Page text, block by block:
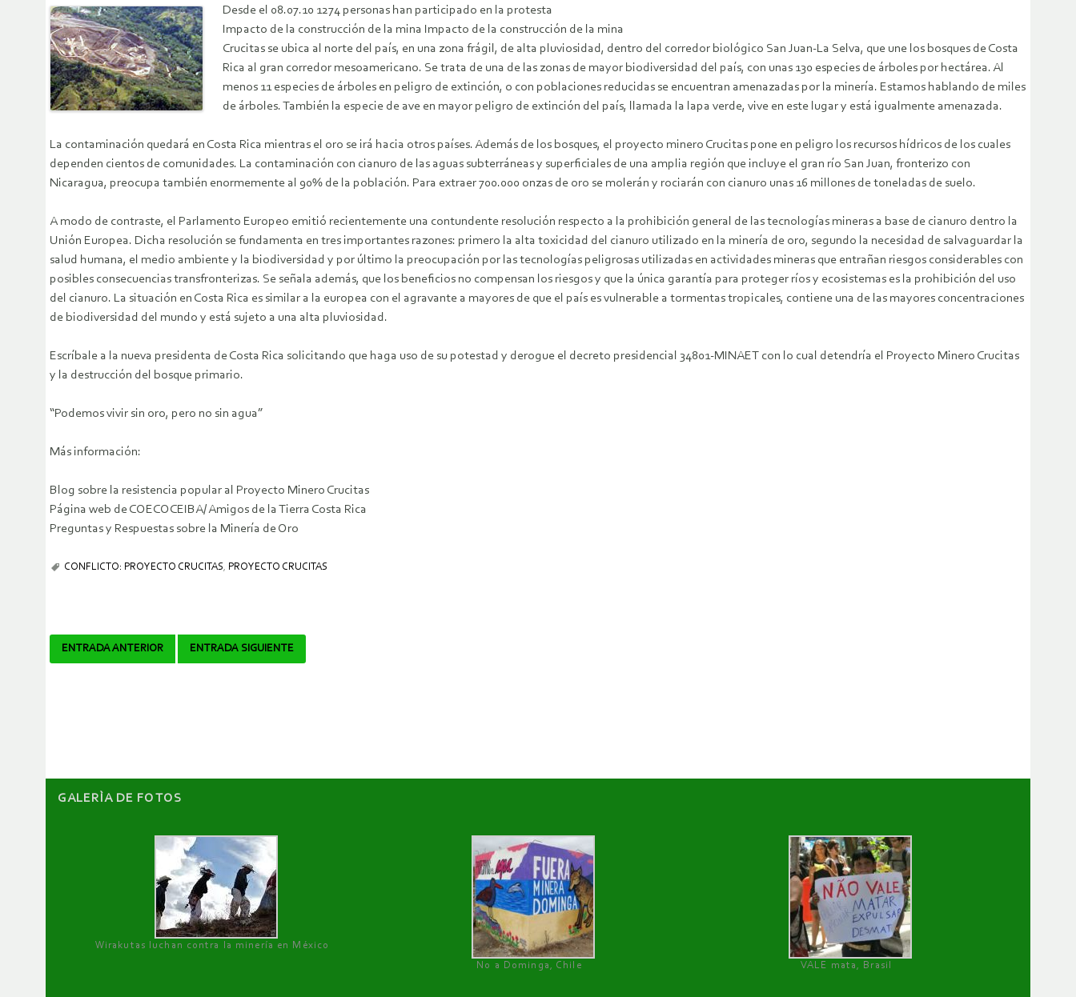
Desde el 08.07.10 1274 personas han participado en la protesta
Impacto de la construcción de la mina Impacto de la construcción de la mina
Crucitas se ubica al norte del país, en una zona frágil, de alta pluviosidad, dentro del corredor biológico San Juan-La Selva, que une los bosques de Costa
Rica al gran corredor mesoamericano. Se trata de una de las zonas de mayor biodiversidad del país, con unas 130 especies de árboles por hectárea.Al
menos 11 especies de árboles en peligro de extinción, o con poblaciones reducidas se encuentran amenazadas por la minería. Estamos hablando de miles
de árboles. También la especie de ave en mayor peligro de extinción del país, llamada la lapa verde, vive en este lugar y está igualmente amenazada.
La contaminación quedará en Costa Rica mientras el oro se irá hacia otros países. Además de los bosques, el proyecto minero Crucitas pone en peligro los recursos hídricos de los cuales
dependen cientos de comunidades. La contaminación con cianuro de las aguas subterráneas y superficiales de una amplia región que incluye el gran río San Juan, fronterizo con
Nicaragua, preocupa también enormemente al 90% de la población. Para extraer 700.000 onzas de oro se molerán y rociarán con cianuro unas 16 millones de toneladas de suelo.
A modo de contraste, el Parlamento Europeo emitió recientemente una contundente resolución respecto a la prohibición general de las tecnologías mineras a base de cianuro dentro la
Unión Europea. Dicha resolución se fundamenta en tres importantes razones: primero la alta toxicidad del cianuro utilizado en la minería de oro, segundo la necesidad de salvaguardar la
salud humana, el medio ambiente y la biodiversidad y por último la preocupación por las tecnologías peligrosas utilizadas en actividades mineras que entrañan riesgos considerables con
posibles consecuencias transfronterizas. Se señala además, que los beneficios no compensan los riesgos y que la única garantía para proteger ríos y ecosistemas es la prohibición del uso
del cianuro. La situación en Costa Rica es similar a la europea con el agravante a mayores de que el país es vulnerable a tormentas tropicales, contiene una de las mayores concentraciones
de biodiversidad del mundo y está sujeto a una alta pluviosidad.
Escríbale a la nueva presidenta de Costa Rica solicitando que haga uso de su potestad y derogue el decreto presidencial 34801-MINAET con lo cual detendría el Proyecto Minero Crucitas
y la destrucción del bosque primario.
“Podemos vivir sin oro, pero no sin agua”
Más información:
Blog sobre la resistencia popular al Proyecto Minero Crucitas
Página web de COECOCEIBA/ Amigos de la Tierra Costa Rica
Preguntas y Respuestas sobre la Minería de Oro
CONFLICTO: PROYECTO CRUCITAS, PROYECTO CRUCITAS
Navegador
ENTRADA ANTERIOR ENTRADA SIGUIENTE
GALERÌA DE FOTOS
Wirakutas luchan contra la minería en México
No a Dominga, Chile
VALE mata, Brasil